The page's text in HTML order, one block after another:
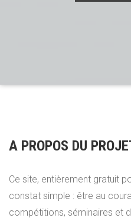
A PROPOS DU
Ce site, entièrement gratuit
constat simple : être au
compétitions, séminaires et